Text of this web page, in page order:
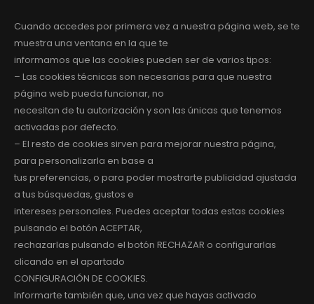
Cuando accedes por primera vez a nuestra página web, se te
muestra una ventana en la que te
informamos que las cookies pueden ser de varios tipos:
– Las cookies técnicas son necesarias para que nuestra
página web pueda funcionar, no
necesitan de tu autorización y son las únicas que tenemos
activadas por defecto.
– El resto de cookies sirven para mejorar nuestra página,
para personalizarla en base a
tus preferencias, o para poder mostrarte publicidad ajustada
a tus búsquedas, gustos e
intereses personales. Puedes aceptar todas estas cookies
pulsando el botón ACEPTAR,
rechazarlas pulsando el botón RECHAZAR o configurarlas
clicando en el apartado
CONFIGURACIÓN DE COOKIES.
Informarte también que, una vez que hayas activado